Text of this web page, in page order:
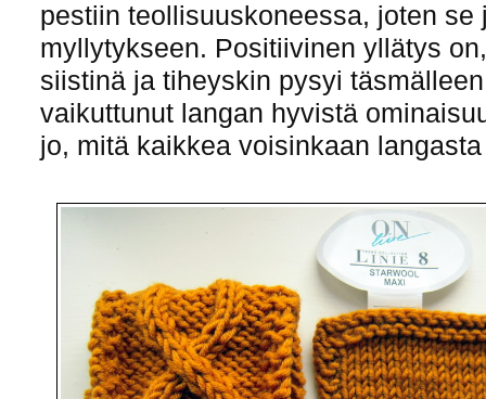
pestiin teollisuuskoneessa, joten se
myllytykseen. Positiivinen yllätys
siistinä ja tiheyskin pysyi
vaikuttunut langan hyvistä
jo, mitä kaikkea voisinkaan